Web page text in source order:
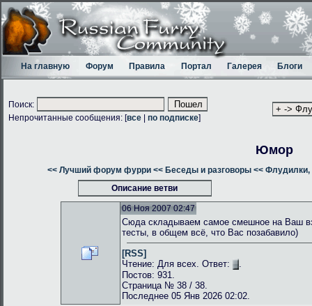
На главную Форум Правила Портал Галерея Блоги
Поиск:
Непрочитанные сообщения: [все по подписке]
Юмор
<< Лучший форум фурри << Беседы и разговоры << Флудилки,
Описание ветви
06 Ноя 2007 02:47
Сюда складываем самое смешное на Ваш
тесты, в общем всё, что Вас позабавило)
[RSS]
Чтение: Для всех. Ответ:
.
Постов: 931.
Страница № 38 / 38.
Последнее 05 Янв 2026 02:02.